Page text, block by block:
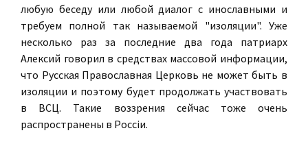
любую беседу или любой диалог с инославными и
требуем полной так называемой "изоляции". Уже
несколько раз за последние два года патриарх
Алексий говорил в средствах массовой информации,
что Русская Православная Церковь не может быть в
изоляции и поэтому будет продолжать участвовать
в ВСЦ. Такие воззрения сейчас тоже очень
распространены в Россiи.